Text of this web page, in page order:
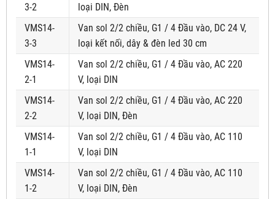
3-2
loại DIN, Đèn
VMS14-
3-3
Van sol 2/2 chiều, G1 / 4 Đầu vào, DC 24 V,
loại kết nối, dây & đèn led 30 cm
VMS14-
2-1
Van sol 2/2 chiều, G1 / 4 Đầu vào, AC 220
V, loại DIN
VMS14-
2-2
Van sol 2/2 chiều, G1 / 4 Đầu vào, AC 220
V, loại DIN, Đèn
VMS14-
1-1
Van sol 2/2 chiều, G1 / 4 Đầu vào, AC 110
V, loại DIN
VMS14-
1-2
Van sol 2/2 chiều, G1 / 4 Đầu vào, AC 110
V, loại DIN, Đèn